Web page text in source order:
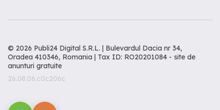
© 2026 Publi24 Digital S.R.L. | Bulevardul Dacia nr 34,
Oradea 410346, Romania | Tax ID: RO20201084 - site de
anunturi gratuite
26.08.06.c0c206c